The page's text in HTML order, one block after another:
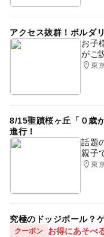
アクセス抜群！ボルダ
お子
がご
東
8/15聖蹟桜ヶ丘「０歳
進行！
話題
親子
東
究極のドッジボール？
クーポン
お得にあそべ